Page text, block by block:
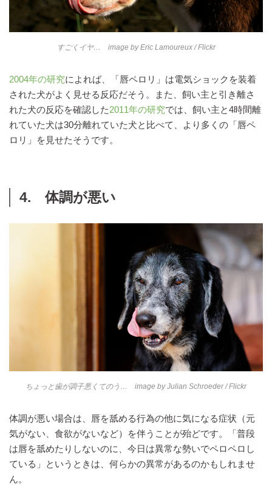
すごくイヤ… image byEric Lamoureux/ Flickr
2004年の研究によれば、「唇ペロリ」は電気ショックを装着
された犬がよく見せる反応だそう。また、飼い主と引き離さ
れた犬の反応を確認した2011年の研究では、飼い主と4時間離
れていた犬は30分離れていた犬と比べて、より多くの「唇ペ
ロリ」を見せたそうです。
4. 体調が悪い
ちょっと歯が調子悪くてのう… image byJulian Schroeder/ Flickr
体調が悪い場合は、唇を舐める行為の他に気になる症状（元
気がない、食欲がないなど）を伴うことが殆どです。「普段
は唇を舐めたりしないのに、今日は異常な勢いでペロペロし
ている」というときは、何らかの異常があるのかもしれませ
ん。